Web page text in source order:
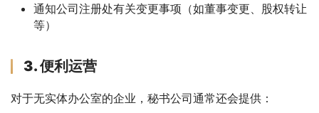
通知公司注册处有关变更事项（如董事变更、股权转让
等）
3. 便利运营
对于无实体办公室的企业，秘书公司通常还会提供：